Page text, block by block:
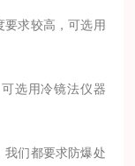
求较高，可选用
选用冷镜法仪器
我们都要求防爆处